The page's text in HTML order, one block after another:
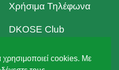
χρησιμοποιεί cookies. Με
Χρήσιμα Τηλέφωνα
DKOSE Club
Όροι Χρήσης